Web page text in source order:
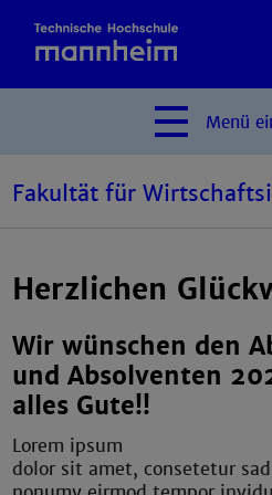
Menü
Fakultät für
Herzlichen
Wir wünschen den
und Absolventen
alles Gute!!
Lorem ipsum
dolor sit amet, consetetur